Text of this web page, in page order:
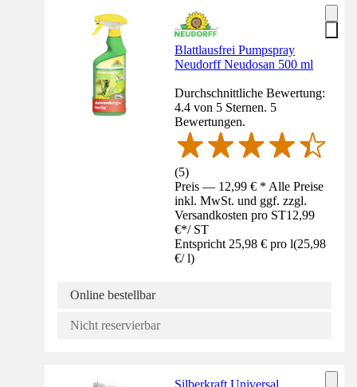
Blattlausfrei Pumpspray
Neudorff Neudosan 500 ml
Durchschnittliche Bewertung:
4.4 von 5 Sternen. 5
Bewertungen.
(5)
Preis — 12,99 € * Alle Preise
inkl. MwSt. und ggf. zzgl.
Versandkosten pro ST12,99
€*/ ST
Entspricht 25,98 € pro l(25,98
€/ l)
Online bestellbar
Nicht reservierbar
Silberkraft Universal